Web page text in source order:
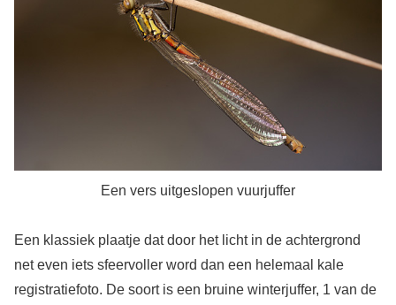
Een vers uitgeslopen vuurjuffer
Een klassiek plaatje dat door het licht in de achtergrond
net even iets sfeervoller word dan een helemaal kale
registratiefoto. De soort is een bruine winterjuffer, 1 van de